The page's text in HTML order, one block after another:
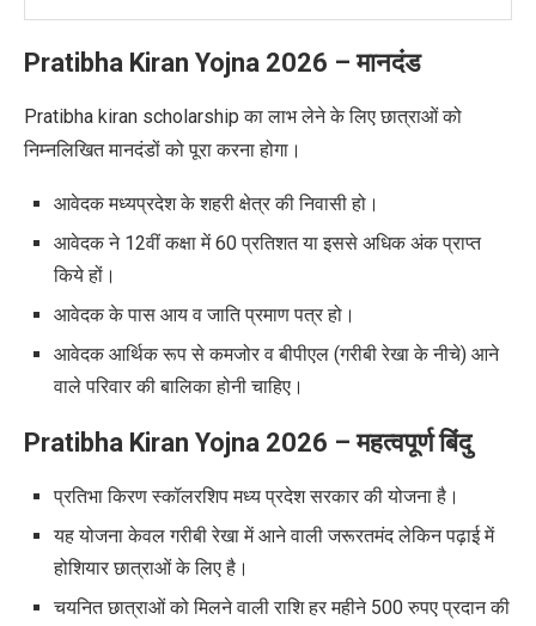
Pratibha Kiran Yojna 2026 –मानदंड
Pratibha kiran scholarship का लाभ लेने के लिए छात्राओं को
निम्नलिखित मानदंडों को पूरा करना होगा।
आवेदक मध्यप्रदेश के शहरी क्षेत्र की निवासी हो।
आवेदक ने 12वीं कक्षा में 60 प्रतिशत या इससे अधिक अंक प्राप्त
किये हों।
आवेदक के पास आय व जाति प्रमाण पत्र हो।
आवेदक आर्थिक रूप से कमजोर व बीपीएल (गरीबी रेखा के नीचे) आने
वाले परिवार की बालिका होनी चाहिए।
Pratibha Kiran Yojna 2026 –महत्वपूर्ण बिंदु
प्रतिभा किरण स्कॉलरशिप मध्य प्रदेश सरकार की योजना है।
यह योजना केवल गरीबी रेखा में आने वाली जरूरतमंद लेकिन पढ़ाई में
होशियार छात्राओं के लिए है।
चयनित छात्राओं को मिलने वाली राशि हर महीने 500 रुपए प्रदान की